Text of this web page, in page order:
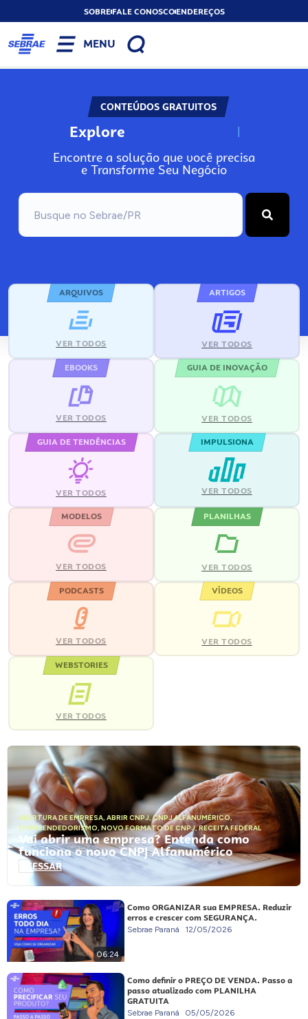
SOBREFALE CONOSCOENDEREÇOS
MENU
CONTEÚDOS GRATUITOS
Explore N
Encontre a solução que você precisa
e Transforme Seu Negócio
ARQUIVOS
VER TODOS
ARTIGOS
VER TODOS
EBOOKS
VER TODOS
GUIA DE INOVAÇÃO
VER TODOS
GUIA DE TENDÊNCIAS
VER TODOS
IMPULSIONA
VER TODOS
MODELOS
VER TODOS
PLANILHAS
VER TODOS
PODCASTS
VER TODOS
VÍDEOS
VER TODOS
WEBSTORIES
VER TODOS
ABERTURA DE EMPRESA, ABRIR CNPJ,CNPJ ALFANUMÉRICO,
EMPREENDEDORISMO, NOVO FORMATO DE CNPJ,RECEITA FEDERAL
Vai abrir uma empresa? Entenda como
funciona o novo CNPJ Alfanumérico
ACESSAR
06:24
Como ORGANIZAR sua EMPRESA. Reduzir
erros e crescer com SEGURANÇA.
Sebrae Paraná 12/05/2026
Como definir o PREÇO DE VENDA. Passo a
passo atualizado com PLANILHA
GRATUITA
Sebrae Paraná 05/05/2026